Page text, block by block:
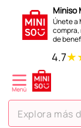
Miniso
Únete a
de
4.7★
Explora más de